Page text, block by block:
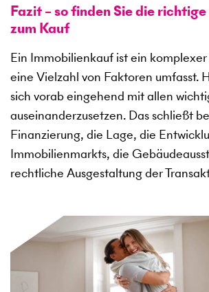
Fazit – so finden Sie die
zum Kauf
Ein Immobilienkauf ist ein komplexer
eine Vielzahl von Faktoren umfasst.
sich vorab eingehend mit allen
auseinanderzusetzen. Das schließt
Finanzierung, die Lage, die
Immobilienmarkts, die
rechtliche Ausgestaltung der